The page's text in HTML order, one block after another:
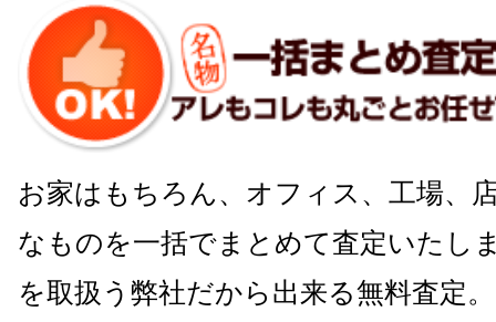
お家はもちろん、オフィス、工場、
なものを一括でまとめて査定いたし
を取扱う弊社だから出来る無料査定